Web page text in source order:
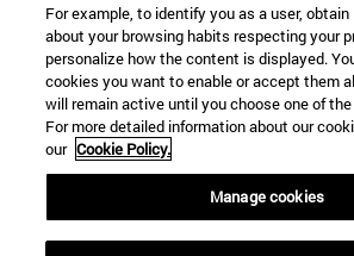
¿QUÉ GRADO TE INTERESA?
¿QUÉ MÁSTER TE INTERESA?
© Universidad de Navarra
Información legal
Accesibilidad
Configuración de cookies
Localizador de campus
For example, to identify you as a user,
about your browsing habits respecting your
personalize how the content is displayed.
cookies you want to enable or accept them
will remain active until you choose one of
For more detailed information about our
our Cookie Policy.
Manage cookies